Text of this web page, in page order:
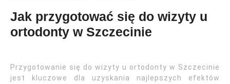
Jak przygotować się do wizyty u
ortodonty w Szczecinie
Przygotowanie się do wizyty u ortodonty w Szczecinie
jest kluczowe dla uzyskania najlepszych efektów